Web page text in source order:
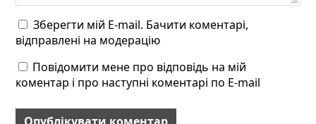
Зберегти мій E-mail. Бачити коментарі,
відправлені на модерацію
Повідомити мене про відповідь на мій
коментар і про наступні коментарі по E-mail